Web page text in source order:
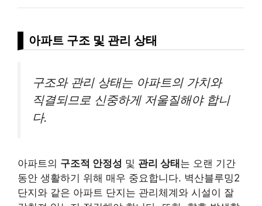
아파트 구조 및 관리 상태
구조와 관리 상태는 아파트의 가치와
직결되므로 신중하게 저울질해야 합니
다.
아파트의 구조적 안정성 및 관리 상태는 오랜 기간
동안 생활하기 위해 매우 중요합니다. 벽산블루밍2
단지와 같은 아파트 단지는 관리체계와 시설이 잘